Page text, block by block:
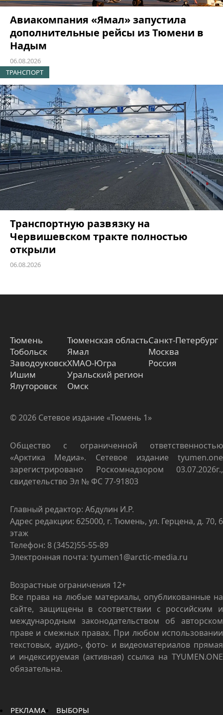
Авиакомпания «Ямал» запустила
дополнительные рейсы из Тюмени в
Надым
06.08.2026
ТРАНСПОРТ
Транспортную развязку на
Червишевском тракте полностью
открыли
06.08.2026
Тюмень
Тобольск
Заводоуковск
Ишим
Ялуторовск
Тюменская область
Ямал
ХМАО-Югра
Уральский регион
Омск
Санкт-Петербург
Москва
Россия
© 2026 Сетевое издание «Тюмень 1»
Общество с ограниченной ответственностью
«Арктика Медиа». Сетевое издание tyumen.one
зарегистрировано Роскомнадзором 03.07.2026г.,
свидетельство Эл № ФС 77-91803
Главный редактор: Абдулин И.Р.
Адрес редакции: 625000, г. Тюмень, ул. Герцена, д. 70, 6
этаж
Телефон: 8 (3452)55-55-89
Электронная почта: tyumen1@arctic-media.ru
Возрастные ограничения 12+
Все права на любые материалы, опубликованные на
сайте, защищены в соответствии с российским и
международным законодательством об авторском
праве и смежных правах. При любом использовании
текстовых, аудио-, фото- и видеоматериалов прямая
и индексируемая (активная) ссылка на TYUMEN.ONE
обязательна.
РЕКЛАМА ВЫБОРЫ